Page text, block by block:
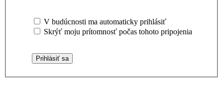
V budúcnosti ma automaticky prihlásiť
Skrýť moju prítomnosť počas tohoto pripojenia